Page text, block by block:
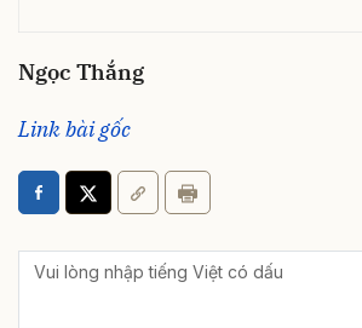
Ngọc Thắng
Link bài gốc